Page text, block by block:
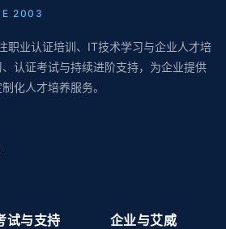
2003
职业认证培训、IT技术学习与企业人才培
认证考试与持续进阶支持，为企业提供
化人才培养服务。
试与支持 企业与艾威